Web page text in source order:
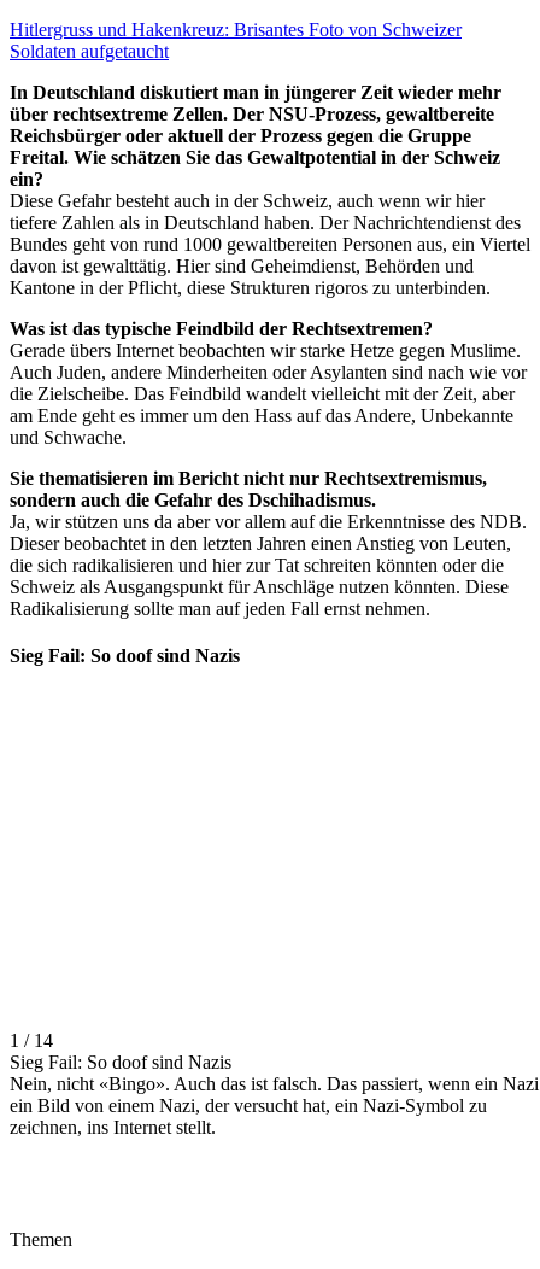
Hitlergruss und Hakenkreuz: Brisantes Foto von Schweizer
Soldaten aufgetaucht
In Deutschland diskutiert man in jüngerer Zeit wieder mehr
über rechtsextreme Zellen. Der NSU-Prozess, gewaltbereite
Reichsbürger oder aktuell der Prozess gegen die Gruppe
Freital. Wie schätzen Sie das Gewaltpotential in der Schweiz
ein?
Diese Gefahr besteht auch in der Schweiz, auch wenn wir hier
tiefere Zahlen als in Deutschland haben. Der Nachrichtendienst des
Bundes geht von rund 1000 gewaltbereiten Personen aus, ein Viertel
davon ist gewalttätig. Hier sind Geheimdienst, Behörden und
Kantone in der Pflicht, diese Strukturen rigoros zu unterbinden.
Was ist das typische Feindbild der Rechtsextremen?
Gerade übers Internet beobachten wir starke Hetze gegen Muslime.
Auch Juden, andere Minderheiten oder Asylanten sind nach wie vor
die Zielscheibe. Das Feindbild wandelt vielleicht mit der Zeit, aber
am Ende geht es immer um den Hass auf das Andere, Unbekannte
und Schwache.
Sie thematisieren im Bericht nicht nur Rechtsextremismus,
sondern auch die Gefahr des Dschihadismus.
Ja, wir stützen uns da aber vor allem auf die Erkenntnisse des NDB.
Dieser beobachtet in den letzten Jahren einen Anstieg von Leuten,
die sich radikalisieren und hier zur Tat schreiten könnten oder die
Schweiz als Ausgangspunkt für Anschläge nutzen könnten. Diese
Radikalisierung sollte man auf jeden Fall ernst nehmen.
Sieg Fail: So doof sind Nazis
1 / 14
Sieg Fail: So doof sind Nazis
Nein, nicht «Bingo». Auch das ist falsch. Das passiert, wenn ein Nazi
ein Bild von einem Nazi, der versucht hat, ein Nazi-Symbol zu
zeichnen, ins Internet stellt.
Themen